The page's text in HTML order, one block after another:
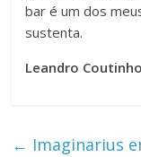
bar é um dos
sustenta.
Leandro
← Imaginarius